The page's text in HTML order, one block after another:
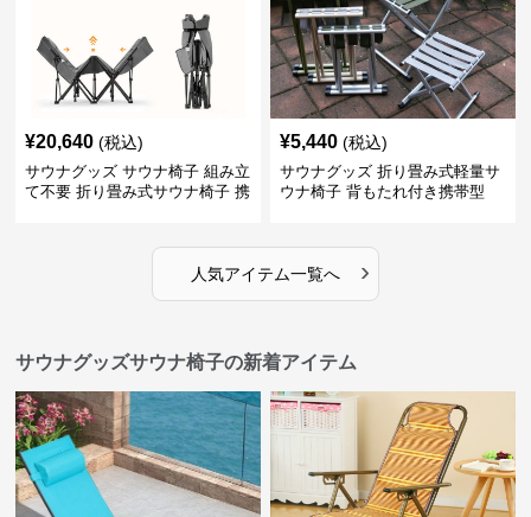
¥20,640 (税込)
サウナグッズ サウナ椅子 組み立
て不要 折り畳み式サウナ椅子 携
¥5,440 (税込)
サウナグッズ 折り畳み式軽量サ
ウナ椅子 背もたれ付き携帯型
人気アイテム一覧へ ›
サウナグッズサウナ椅子の新着アイテム